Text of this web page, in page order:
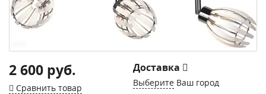
2 600 руб.
Сравнить товар
Доставка
Выберите Ваш город